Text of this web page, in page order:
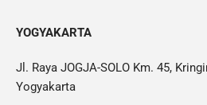
YOGYAKARTA
Jl. Raya JOGJA-SOLO Km. 45,
Yogyakarta